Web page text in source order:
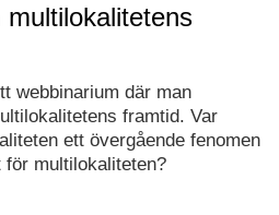
webbinarium där man
framtid. Var
ett övergående fenomen
multilokaliteten?